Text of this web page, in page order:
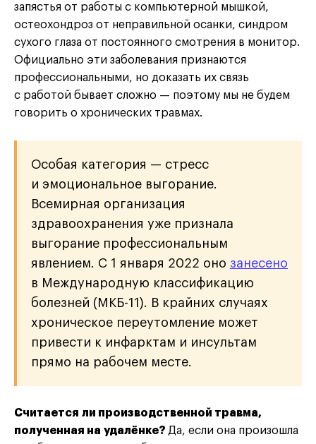
запястья от работы с компьютерной мышкой,
остеохондроз от неправильной осанки, синдром
сухого глаза от постоянного смотрения в монитор.
Официально эти заболевания признаются
профессиональными, но доказать их связь
с работой бывает сложно — поэтому мы не будем
говорить о хронических травмах.
Особая категория — стресс
и эмоциональное выгорание.
Всемирная организация
здравоохранения уже признала
выгорание профессиональным
явлением. С 1 января 2022 оно занесено
в Международную классификацию
болезней (МКБ-11). В крайних случаях
хроническое переутомление может
привести к инфарктам и инсультам
прямо на рабочем месте.
Считается ли производственной травма,
полученная на удалёнке? Да, если она произошла